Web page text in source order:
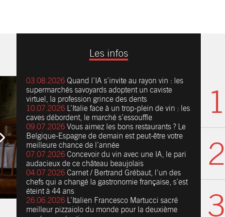
Les infos
03.08.2026 Quand l’IA s’invite au rayon vin : les
supermarchés savoyards adoptent un caviste
virtuel, la profession grince des dents
10.07.2026 L’Italie face à un trop-plein de vin : les
caves débordent, le marché s’essouffle
09.07.2026 Vous aimez les bons restaurants ? Le
Belgique-Espagne de demain est peut-être votre
meilleure chance de l’année
07.07.2026 Concevoir du vin avec une IA, le pari
audacieux de ce château beaujolais
04.07.2026 Carnet / Bertrand Grébaut, l’un des
chefs qui a changé la gastronomie française, s’est
éteint à 44 ans
26.06.2026 L’Italien Francesco Martucci sacré
meilleur pizzaiolo du monde pour la deuxième